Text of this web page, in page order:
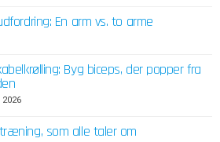
En arm vs. to arme
Byg biceps, der popper fra
som alle taler om